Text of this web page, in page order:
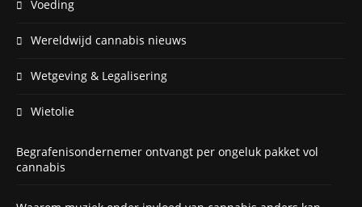
Voeding
Wereldwijd cannabis nieuws
Wetgeving & Legalisering
Wietolie
Begrafenisondernemer ontvangt per ongeluk pakket vol
cannabis